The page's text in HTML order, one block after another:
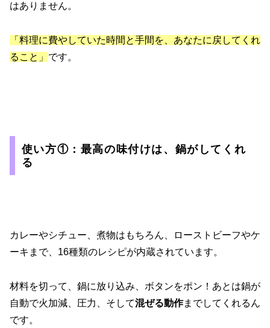
はありません。
「料理に費やしていた時間と手間を、あなたに戻してくれ
ること」 です。
使い方①：最高の味付けは、鍋がしてくれ
る
カレーやシチュー、煮物はもちろん、ローストビーフやケ
ーキまで、16種類のレシピが内蔵されています。
材料を切って、鍋に放り込み、ボタンをポン！あとは鍋が
自動で火加減、圧力、そして混ぜる動作までしてくれるん
です。